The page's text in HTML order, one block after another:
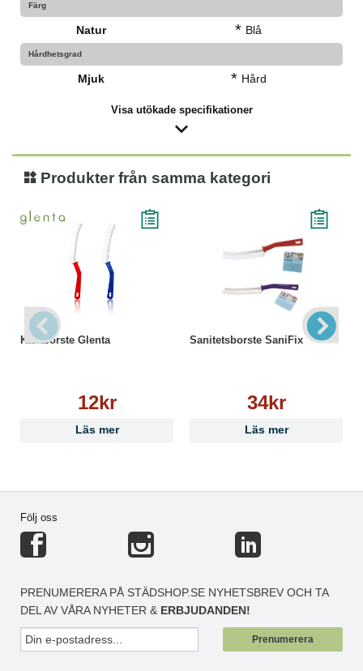
Färg
Natur * Blå
Hårdhetsgrad
Mjuk * Hård
Visa utökade specifikationer
Produkter från samma kategori
Kantborste Glenta
12kr
Läs mer
Sanitetsborste SaniFix
34kr
Läs mer
Följ oss
PRENUMERERA PÅ STÄDSHOP.SE NYHETSBREV OCH TA
DEL AV VÅRA NYHETER & ERBJUDANDEN!
Prenumerera